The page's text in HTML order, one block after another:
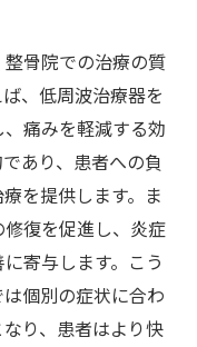
骨院での治療の質
、低周波治療器を
痛みを軽減する効
あり、患者への負
を提供します。ま
復を促進し、炎症
寄与します。こう
個別の症状に合わ
り、患者はより快